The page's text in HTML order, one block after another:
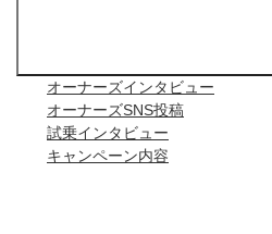
オーナーズインタビュー
オーナーズSNS投稿
試乗インタビュー
キャンペーン内容